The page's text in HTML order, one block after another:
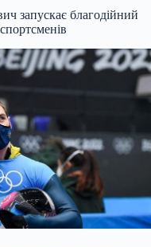
запускає благодійний